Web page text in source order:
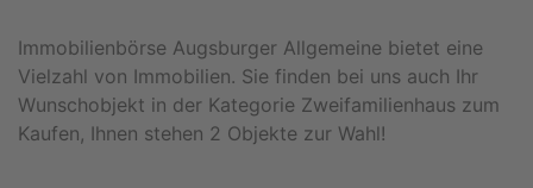
Immobilienbörse Augsburger Allgemeine bietet eine
Vielzahl von Immobilien. Sie finden bei uns auch Ihr
Wunschobjekt in der Kategorie Zweifamilienhaus zum
Kaufen, Ihnen stehen 2 Objekte zur Wahl!